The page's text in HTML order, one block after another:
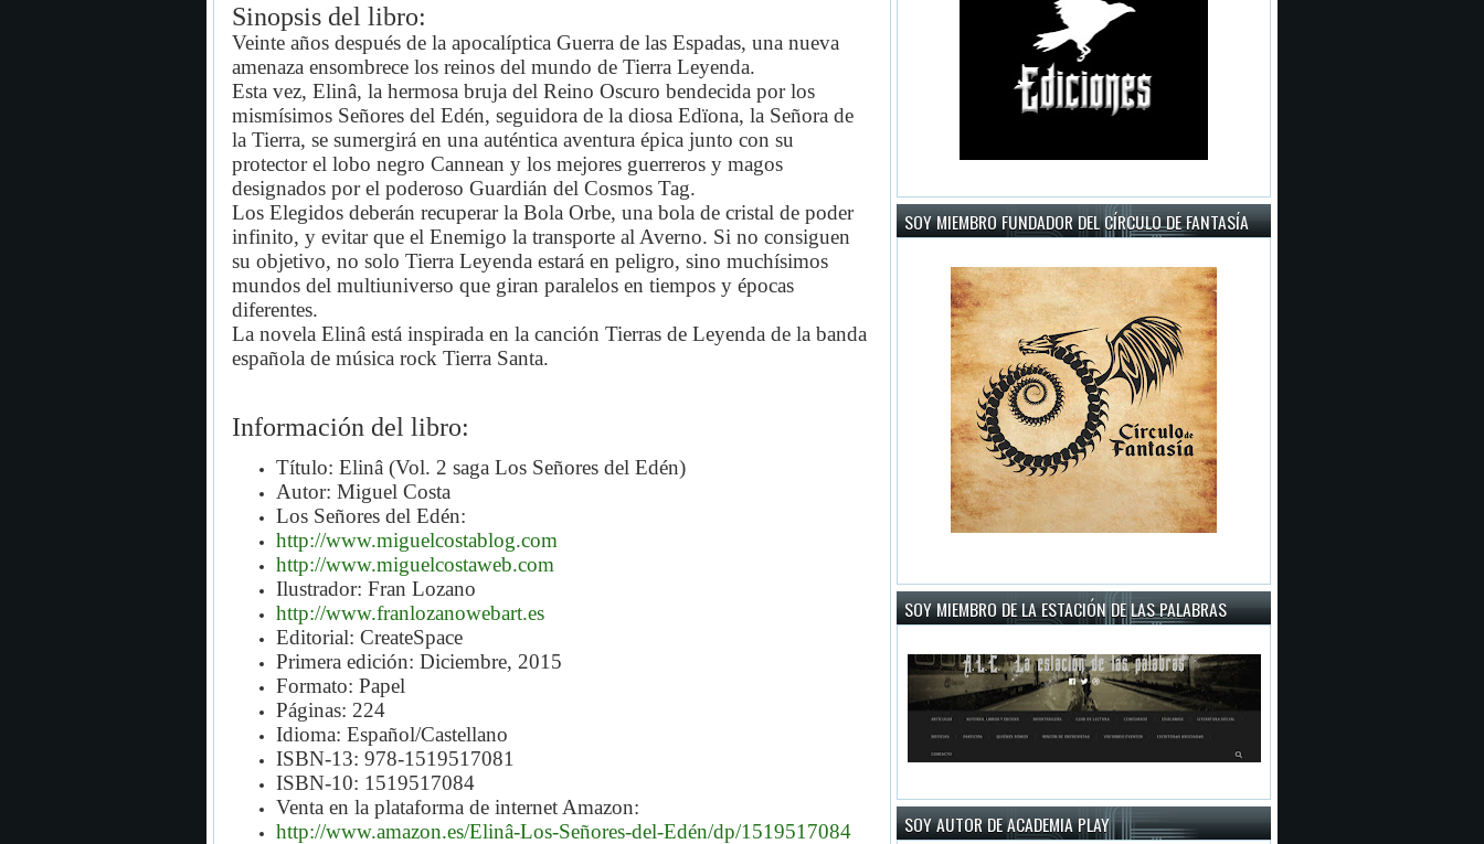
Sinopsis del libro:
Veinte años después de la apocalíptica Guerra de las Espadas, una nueva
amenaza ensombrece los reinos del mundo de Tierra Leyenda.
Esta vez, Elinâ, la hermosa bruja del Reino Oscuro bendecida por los
mismísimos Señores del Edén, seguidora de la diosa Edïona, la Señora de
la Tierra, se sumergirá en una auténtica aventura épica junto con su
protector el lobo negro Cannean y los mejores guerreros y magos
designados por el poderoso Guardián del Cosmos Tag.
Los Elegidos deberán recuperar la Bola Orbe, una bola de cristal de poder
infinito, y evitar que el Enemigo la transporte al Averno. Si no consiguen
su objetivo, no solo Tierra Leyenda estará en peligro, sino muchísimos
mundos del multiuniverso que giran paralelos en tiempos y épocas
diferentes.
La novela Elinâ está inspirada en la canción Tierras de Leyenda de la banda
española de música rock Tierra Santa.
Información del libro:
Título: Elinâ (Vol. 2 saga Los Señores del Edén)
Autor: Miguel Costa
Los Señores del Edén:
http://www.miguelcostablog.com
http://www.miguelcostaweb.com
Ilustrador: Fran Lozano
http://www.franlozanowebart.es
Editorial: CreateSpace
Primera edición: Diciembre, 2015
Formato: Papel
Páginas: 224
Idioma: Español/Castellano
ISBN-13: 978-1519517081
ISBN-10: 1519517084
Venta en la plataforma de internet Amazon:
http://www.amazon.es/Elinâ-Los-Señores-del-Edén/dp/1519517084
SOY MIEMBRO FUNDADOR DEL CÍRCULO DE FANTASÍA
SOY MIEMBRO DE LA ESTACIÓN DE LAS PALABRAS
SOY AUTOR DE ACADEMIA PLAY